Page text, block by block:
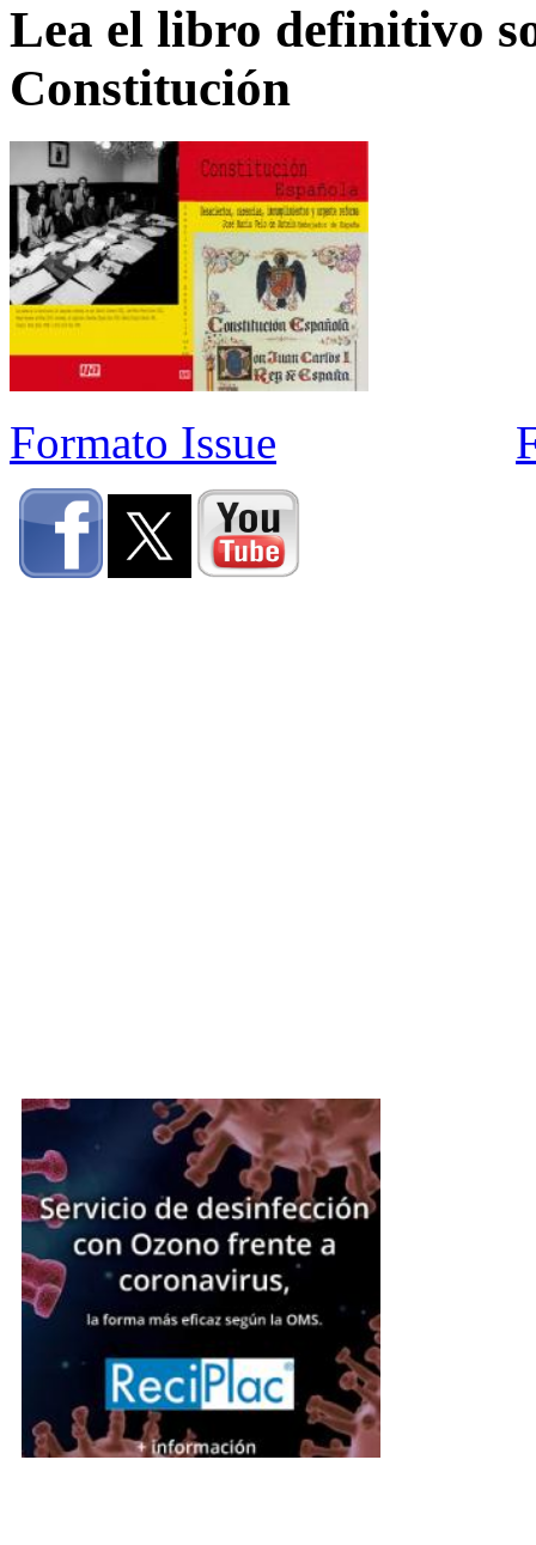
Lea el libro definitivo
Constitución
Formato Issue